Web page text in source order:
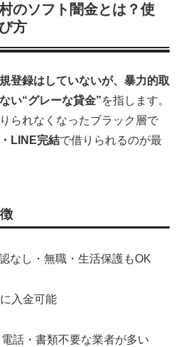
のソフト闇金とは？使
方
登録はしていないが、暴力的取
い“グレーな貸金”を指します。
られなくなったブラック層で
LINE完結で借りられるのが最
なし・無職・生活保護もOK
入金可能
話・書類不要な業者が多い